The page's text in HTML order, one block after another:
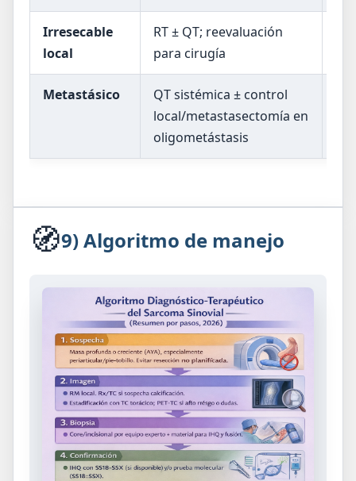
Irresecable
local
RT ± QT; reevaluación
para cirugía
Metastásico
QT sistémica ± control
local/metastasectomía en
oligometástasis
🧭9) Algoritmo de manejo